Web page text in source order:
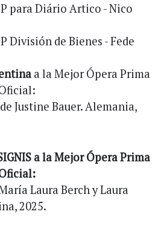
para Diário Artico - Nico
División de Bienes - Fede
a la Mejor Ópera Prima
Justine Bauer. Alemania,
a la Mejor Ópera Prima
Laura Berch y Laura
2025.